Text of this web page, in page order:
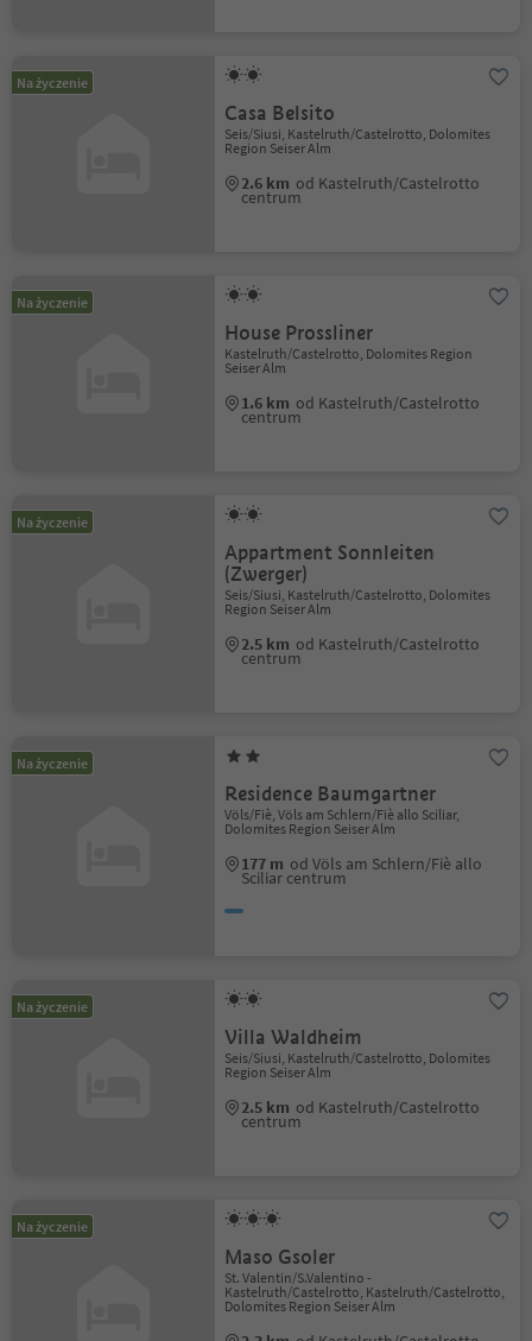
Na życzenie
Casa Belsito
Seis/Siusi, Kastelruth/Castelrotto, Dolomites
Region Seiser Alm
2.6 km od Kastelruth/Castelrotto
centrum
Na życzenie
House Prossliner
Kastelruth/Castelrotto, Dolomites Region
Seiser Alm
1.6 km od Kastelruth/Castelrotto
centrum
Na życzenie
Appartment Sonnleiten
(Zwerger)
Seis/Siusi, Kastelruth/Castelrotto, Dolomites
Region Seiser Alm
2.5 km od Kastelruth/Castelrotto
centrum
Na życzenie
Residence Baumgartner
Völs/Fiè, Völs am Schlern/Fiè allo Sciliar,
Dolomites Region Seiser Alm
177 m od Völs am Schlern/Fiè allo
Sciliar centrum
Na życzenie
Villa Waldheim
Seis/Siusi, Kastelruth/Castelrotto, Dolomites
Region Seiser Alm
2.5 km od Kastelruth/Castelrotto
centrum
Na życzenie
Maso Gsoler
St. Valentin/S.Valentino -
Kastelruth/Castelrotto, Kastelruth/Castelrotto,
Dolomites Region Seiser Alm